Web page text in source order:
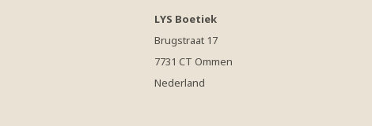
LYS Boetiek
Brugstraat 17
7731 CT Ommen
Nederland